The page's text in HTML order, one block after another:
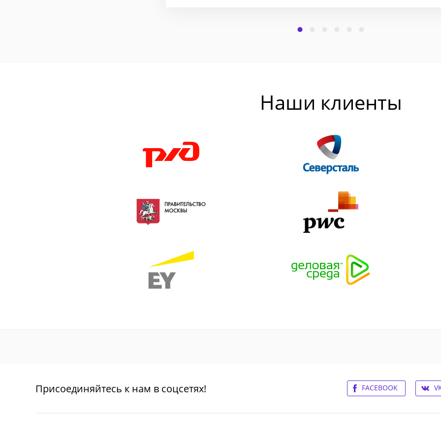
Наши клиенты
Присоединяйтесь к нам в соцсетях! FACEBOOK